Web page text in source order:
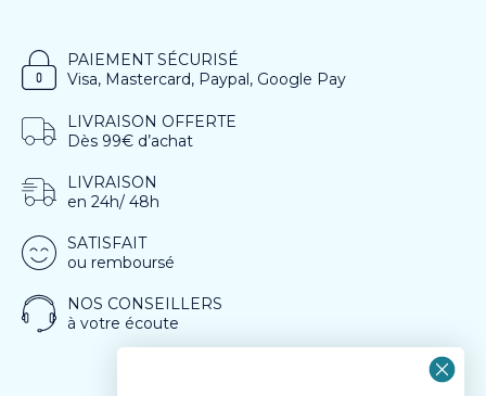
PAIEMENT SÉCURISÉ
Visa, Mastercard, Paypal, Google Pay
LIVRAISON OFFERTE
Dès 99€ d’achat
LIVRAISON
en 24h/ 48h
SATISFAIT
ou remboursé
NOS CONSEILLERS
à votre écoute